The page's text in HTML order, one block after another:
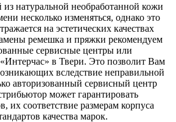
натуральной необработанной кожи
несколько изменяться, однако это
на эстетических качествах
ремешка и пряжки рекомендуем
сервисные центры или
в Твери. Это позволит Вам
вследствие неправильной
авторизованный сервисный центр
может гарантировать
их соответствие размерам корпуса
качества марок.